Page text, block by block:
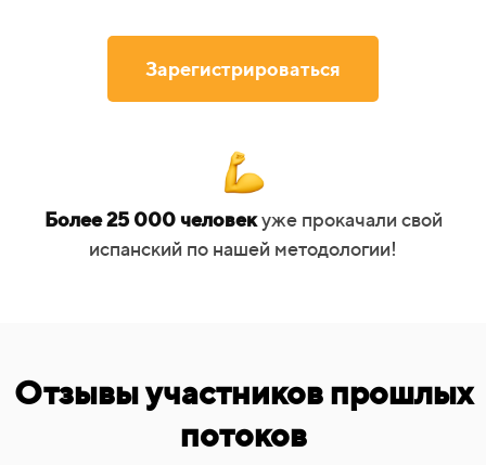
Зарегистрироваться
Более 25 000 человек уже прокачали свой
испанский по нашей методологии!
Отзывы участников прошлых
потоков